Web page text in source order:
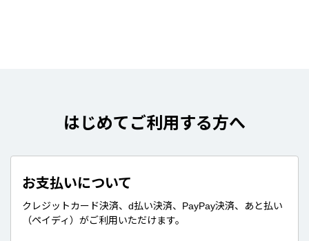
はじめてご利用する方へ
お支払いについて
クレジットカード決済、d払い決済、PayPay決済、あと払い
（ペイディ）がご利用いただけます。